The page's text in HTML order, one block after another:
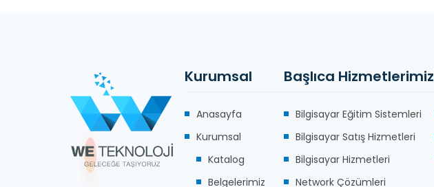
Kurumsal
Anasayfa
Kurumsal
Katalog
Belgelerimiz
Başlıca Hizmetlerimiz
Bilgisayar Eğitim Sistemleri
Bilgisayar Satış Hizmetleri
Bilgisayar Hizmetleri
Network Çözümleri